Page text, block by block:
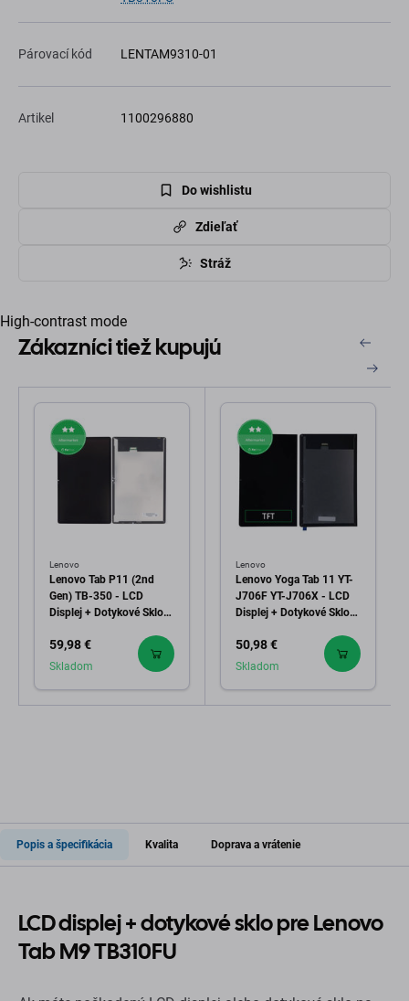
Párovací kód LENTAM9310-01
Artikel 1100296880
Do wishlistu
Zdieľať
Stráž
High-contrast mode
Zákazníci tiež kupujú
Lenovo
Lenovo Tab P11 (2nd
Gen) TB-350 - LCD
Displej + Dotykové Sklo
59,98 €
Skladom
Lenovo
Lenovo Yoga Tab 11 YT-
J706F YT-J706X - LCD
Displej + Dotykové Sklo
50,98 €
Skladom
Popis a špecifikácia Kvalita Doprava a vrátenie
LCD displej + dotykové sklo pre Lenovo
Tab M9 TB310FU